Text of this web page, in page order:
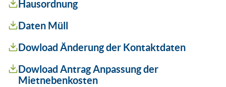
Hausordnung
Daten Müll
Dowload Änderung der Kontaktdaten
Dowload Antrag Anpassung der
Mietnebenkosten